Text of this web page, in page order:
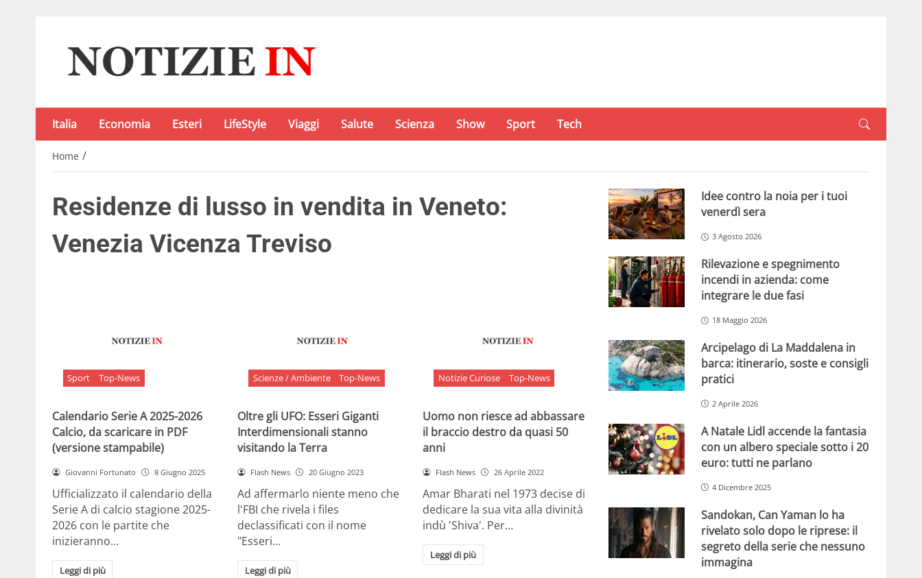
Italia Economia Esteri LifeStyle Viaggi Salute Scienza Show Sport Tech
Home /
Residenze di lusso in vendita in Veneto:
Venezia Vicenza Treviso
Sport Top-News
Calendario Serie A 2025-2026
Calcio, da scaricare in PDF
(versione stampabile)
Giovanni Fortunato 8 Giugno 2025
Ufficializzato il calendario della
Serie A di calcio stagione 2025-
2026 con le partite che
inizieranno…
Leggi di più
Scienze / Ambiente Top-News
Oltre gli UFO: Esseri Giganti
Interdimensionali stanno
visitando la Terra
Flash News 20 Giugno 2023
Ad affermarlo niente meno che
l'FBI che rivela i files
declassificati con il nome
"Esseri…
Leggi di più
Notizie Curiose Top-News
Uomo non riesce ad abbassare
il braccio destro da quasi 50
anni
Flash News 26 Aprile 2022
Amar Bharati nel 1973 decise di
dedicare la sua vita alla divinità
indù 'Shiva'. Per…
Leggi di più
Idee contro la noia per i tuoi
venerdì sera
3 Agosto 2026
Rilevazione e spegnimento
incendi in azienda: come
integrare le due fasi
18 Maggio 2026
Arcipelago di La Maddalena in
barca: itinerario, soste e consigli
pratici
2 Aprile 2026
A Natale Lidl accende la fantasia
con un albero speciale sotto i 20
euro: tutti ne parlano
4 Dicembre 2025
Sandokan, Can Yaman lo ha
rivelato solo dopo le riprese: il
segreto della serie che nessuno
immagina